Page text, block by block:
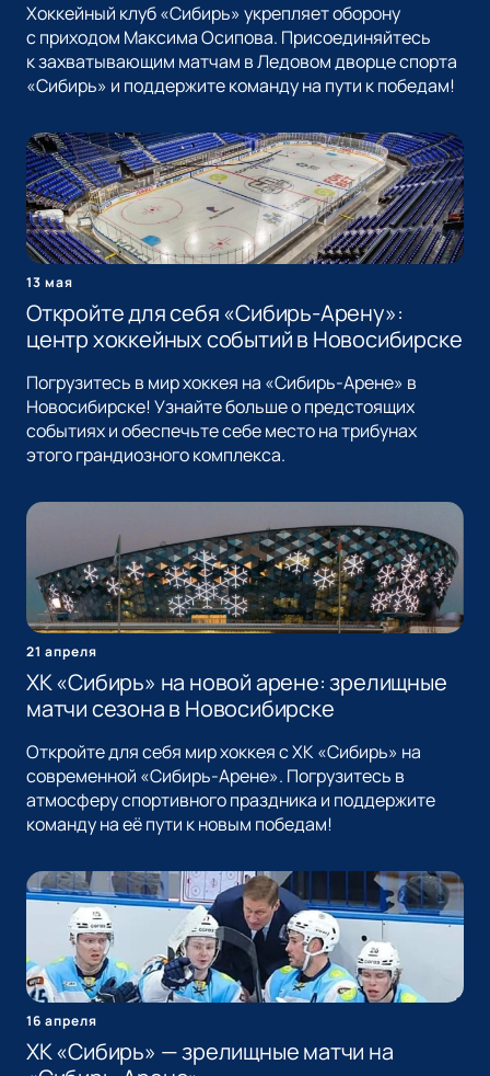
Хоккейный клуб «Сибирь» укрепляет оборону
с приходом Максима Осипова. Присоединяйтесь
к захватывающим матчам в Ледовом дворце спорта
«Сибирь» и поддержите команду на пути к победам!
13 мая
Откройте для себя «Сибирь-Арену»:
центр хоккейных событий в Новосибирске
Погрузитесь в мир хоккея на «Сибирь-Арене» в
Новосибирске! Узнайте больше о предстоящих
событиях и обеспечьте себе место на трибунах
этого грандиозного комплекса.
21 апреля
ХК «Сибирь» на новой арене: зрелищные
матчи сезона в Новосибирске
Откройте для себя мир хоккея с ХК «Сибирь» на
современной «Сибирь-Арене». Погрузитесь в
атмосферу спортивного праздника и поддержите
команду на её пути к новым победам!
16 апреля
ХК «Сибирь» — зрелищные матчи на